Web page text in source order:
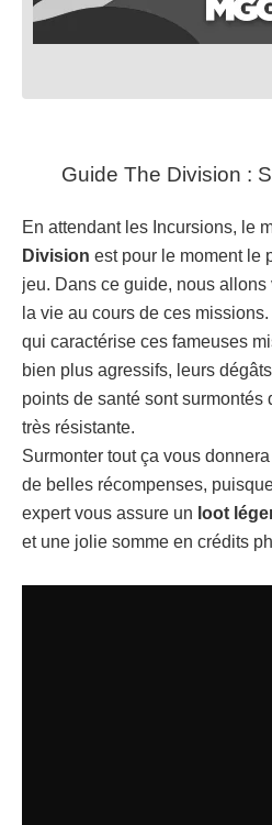
Guide The Division :
En attendant les Incursions, le
Division est pour le moment le
jeu. Dans ce guide, nous
la vie au cours de ces
qui caractérise ces fameuses
bien plus agressifs, leurs
points de santé sont
très résistante.
Surmonter tout ça vous
de belles récompenses,
expert vous assure un loot
et une jolie somme en crédits